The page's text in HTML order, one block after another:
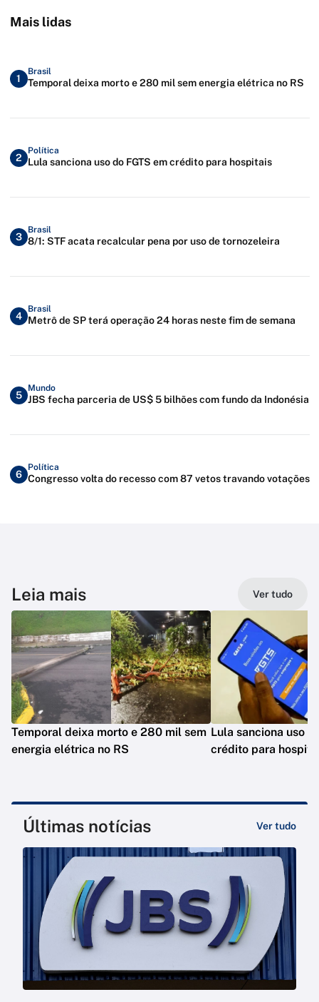
Mais lidas
1
Brasil
Temporal deixa morto e 280 mil sem energia elétrica no RS
2
Política
Lula sanciona uso do FGTS em crédito para hospitais
3
Brasil
8/1: STF acata recalcular pena por uso de tornozeleira
4
Brasil
Metrô de SP terá operação 24 horas neste fim de semana
5
Mundo
JBS fecha parceria de US$ 5 bilhões com fundo da Indonésia
6
Política
Congresso volta do recesso com 87 vetos travando votações
Leia mais Ver tudo
Temporal deixa morto e 280 mil sem
energia elétrica no RS
Lula sanciona uso
crédito para
Últimas notícias Ver tudo